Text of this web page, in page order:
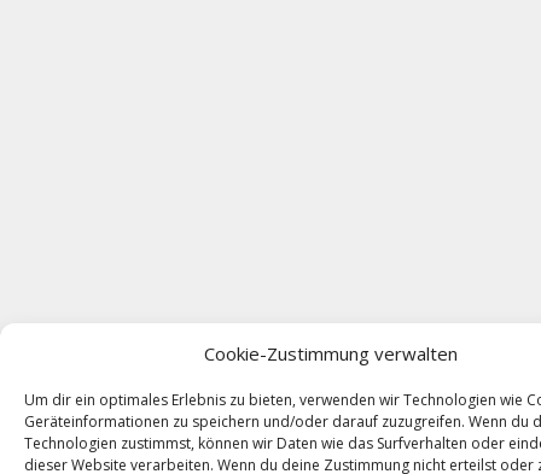
Cookie-Zustimmung verwalten
Um dir ein optimales Erlebnis zu bieten, verwenden wir Technologien wie
Geräteinformationen zu speichern und/oder darauf zuzugreifen. Wenn du
Technologien zustimmst, können wir Daten wie das Surfverhalten oder
dieser Website verarbeiten. Wenn du deine Zustimmung nicht erteilst oder